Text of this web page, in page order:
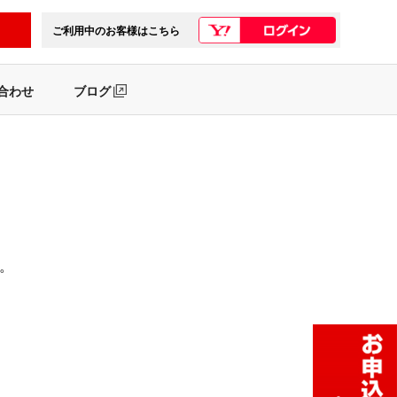
ご利用中のお客様はこちら
わせ ブログ